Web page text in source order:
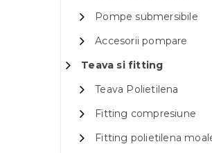
Pompe submersibile
Accesorii pompare
Teava si fitting
Teava Polietilena
Fitting compresiune
Fitting polietilena